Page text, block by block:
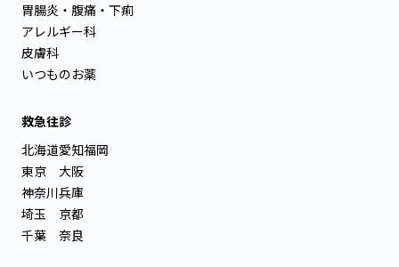
胃腸炎・腹痛・下痢
アレルギー科
皮膚科
いつものお薬
救急往診
北海道
東京
神奈川
埼玉
千葉
愛知
大阪
兵庫
京都
奈良
福岡